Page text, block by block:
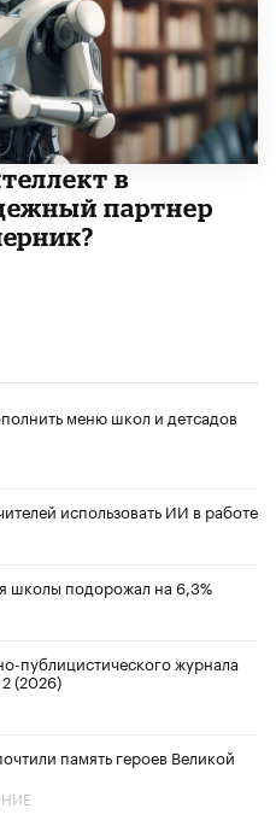
в
партнер
меню школ и детсадов
использовать ИИ в работе
школы подорожал на 6,3%
публицистического журнала
(2026)
память героев Великой